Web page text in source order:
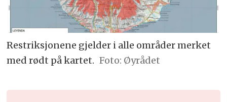
Restriksjonene gjelder i alle områder merket
med rødt på kartet.
Øyrådet